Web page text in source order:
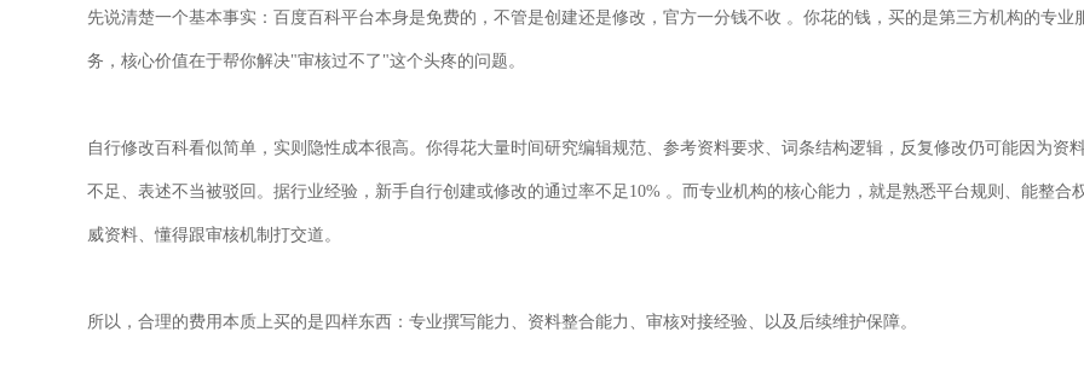
先说清楚一个基本事实：百度百科平台本身是免费的，不管是创建还是修改，官方一分钱不收 。你花的钱，买的是第三方机构的专业
务，核心价值在于帮你解决"审核过不了 "这个头疼的问题。
自行修改百科看似简单，实则隐性成本很高。你得花大量时间研究编辑规范、参考资料要求、词条结构逻辑，反复修改仍可能因为资
不足、表述不当被驳回。据行业经验，新手自行创建或修改的通过率不足 10% 。而专业机构的核心能力，就是熟悉平台规则、能整合
威资料、懂得跟审核机制打交道。
所以，合理的费用本质上买的是四样东西：专业撰写能力、资料整合能力、审核对接经验、以及后续维护保障。